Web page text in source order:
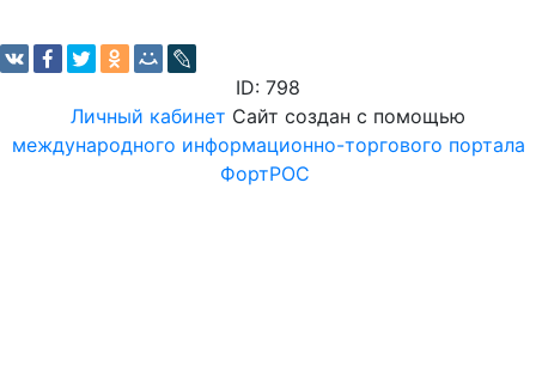
ID: 798
Личный кабинет Сайт создан с помощью
международного информационно-торгового портала
ФортРОС